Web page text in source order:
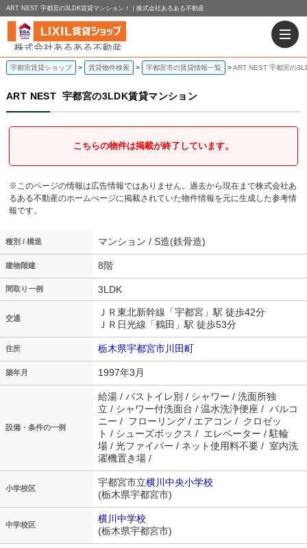
ART NEST 宇都宮の3LDK賃貸マンション！｜株式会社あるある不動産
宇都宮賃貸ショップ 賃貸物件検索 宇都宮市の賃貸情報一覧 ART NEST 宇都宮の
ART NEST 宇都宮の3LDK賃貸マンション
こちらの物件は掲載が終了しています。
※このページの情報は広告情報ではありません。過去から現在まで株式会社あ
るある不動産のホームぺージに掲載されていた物件情報を元に生成した参考情
報です。
種別 / 構造 マンション / S造(鉄骨造)
建物階建 8階
間取り一例 3LDK
交通
ＪＲ東北新幹線「宇都宮」駅 徒歩42分
ＪＲ日光線「鶴田」駅 徒歩53分
住所 栃木県宇都宮市川田町
築年月 1997年3月
設備・条件の一例
給湯 / バストイレ別 / シャワー / 洗面所独
立 / シャワー付洗面台 / 温水洗浄便座 / バルコ
ニー / フローリング / エアコン / クロゼッ
ト / シューズボックス / エレベーター / 駐輪
場 / 光ファイバー / ネット使用料不要 / 室内洗
濯機置き場 /
小学校区
宇都宮市立横川中央小学校
(栃木県宇都宮市)
中学校区
横川中学校
(栃木県宇都宮市)